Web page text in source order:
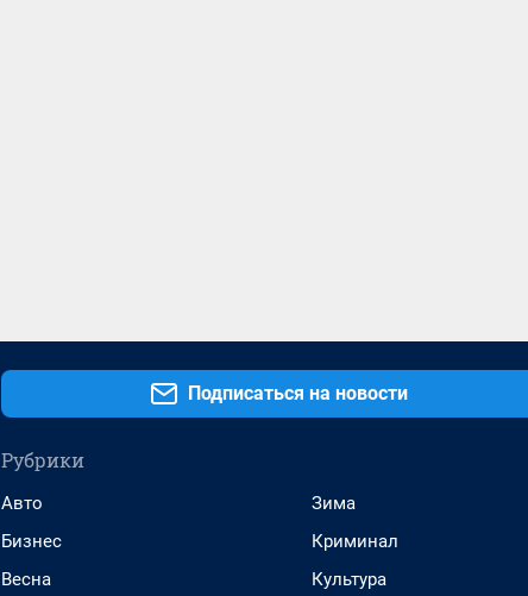
Подписаться на новости
Рубрики
Авто
Бизнес
Весна
Зима
Криминал
Культура